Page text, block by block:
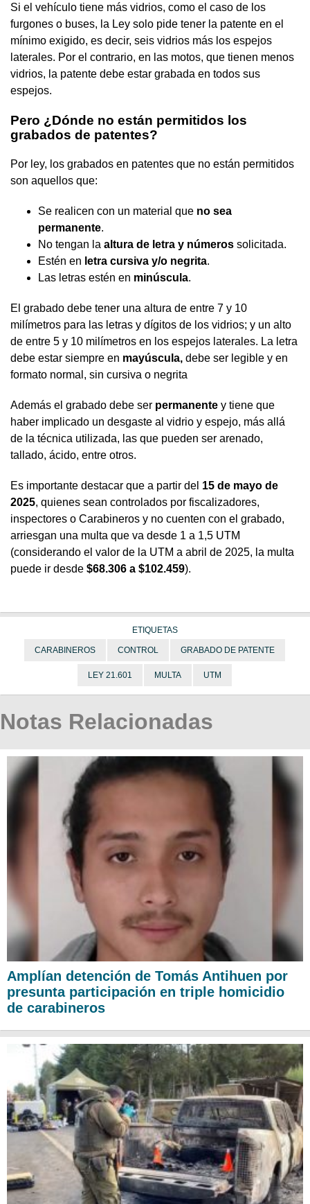
Si el vehículo tiene más vidrios, como el caso de los
furgones o buses, la Ley solo pide tener la patente en el
mínimo exigido, es decir, seis vidrios más los espejos
laterales. Por el contrario, en las motos, que tienen menos
vidrios, la patente debe estar grabada en todos sus
espejos.
Pero ¿Dónde no están permitidos los
grabados de patentes?
Por ley, los grabados en patentes que no están permitidos
son aquellos que:
Se realicen con un material que no sea
permanente.
No tengan la altura de letra y números solicitada.
Estén en letra cursiva y/o negrita.
Las letras estén en minúscula.
El grabado debe tener una altura de entre 7 y 10
milímetros para las letras y dígitos de los vidrios; y un alto
de entre 5 y 10 milímetros en los espejos laterales. La letra
debe estar siempre en mayúscula, debe ser legible y en
formato normal, sin cursiva o negrita
Además el grabado debe ser permanente y tiene que
haber implicado un desgaste al vidrio y espejo, más allá
de la técnica utilizada, las que pueden ser arenado,
tallado, ácido, entre otros.
Es importante destacar que a partir del 15 de mayo de
2025, quienes sean controlados por fiscalizadores,
inspectores o Carabineros y no cuenten con el grabado,
arriesgan una multa que va desde 1 a 1,5 UTM
(considerando el valor de la UTM a abril de 2025, la multa
puede ir desde $68.306 a $102.459).
ETIQUETAS
CARABINEROS CONTROL GRABADO DE PATENTE
LEY 21.601 MULTA UTM
Notas Relacionadas
Amplían detención de Tomás Antihuen por
presunta participación en triple homicidio
de carabineros